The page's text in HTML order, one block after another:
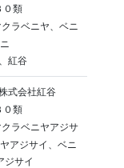
類
ラベニヤ、ベニ
紅谷
式会社紅谷
類
ラベニヤアジサ
アジサイ、ベニ
ジサイ